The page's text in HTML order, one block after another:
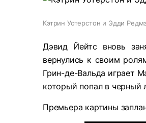
Кэтрин Уотерстон и Эдди
Дэвид Йейтс вновь
вернулись к своим
Грин-де-Вальда играет
который попал в черный
Премьера картины